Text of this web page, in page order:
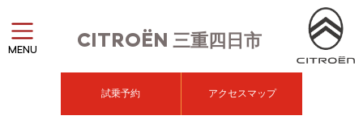
CITROËN 三重四日市
MENU
試乗予約 アクセスマップ